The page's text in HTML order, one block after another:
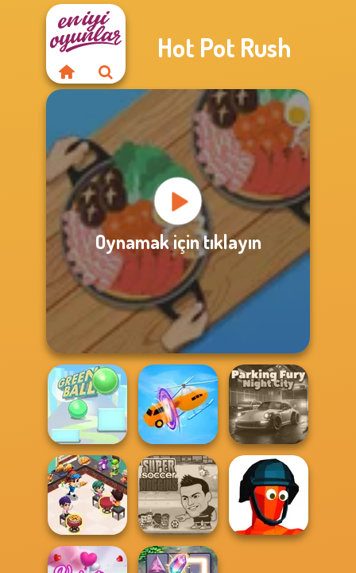
Hot Pot Rush
Oynamak için tıklayın
Green Ball Shape-shifting
Parking Fury 3D:
Night City